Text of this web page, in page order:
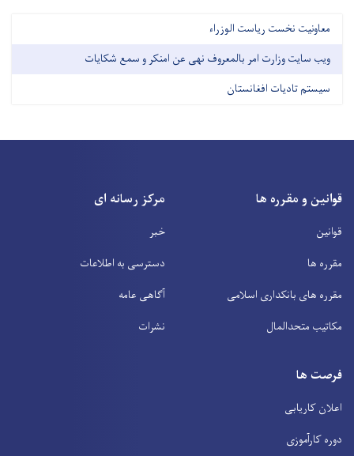
معاونیت نخست ریاست الوزراء
ویب سایت وزارت امر بالمعروف نهی عن امنکر و سمع شکایات
سیستم تادیات افغانستان
قوانین و مقرره ها
قوانین
مقرره ها
مقرره های بانکداری اسلامی
مکاتیب متحدالمال
مرکز رسانه ای
خبر
دسترسی به اطلاعات
آگاهی عامه
نشرات
فرصت ها
اعلان کاریابی
دوره کارآموزی